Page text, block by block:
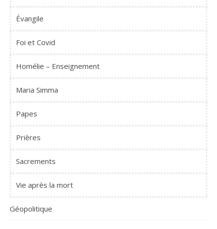
Évangile
Foi et Covid
Homélie – Enseignement
Maria Simma
Papes
Prières
Sacrements
Vie après la mort
Géopolitique